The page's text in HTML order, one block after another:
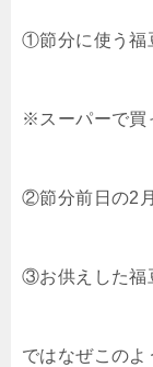
①節分に使う福
※スーパーで買
②節分前日の2
③お供えした福
ではなぜこのよ